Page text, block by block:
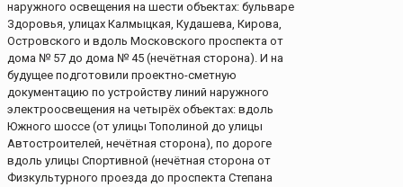
наружного освещения на шести объектах: бульваре
Здоровья, улицах Калмыцкая, Кудашева, Кирова,
Островского и вдоль Московского проспекта от
дома № 57 до дома № 45 (нечётная сторона). И на
будущее подготовили проектно-сметную
документацию по устройству линий наружного
электроосвещения на четырёх объектах: вдоль
Южного шоссе (от улицы Тополиной до улицы
Автостроителей, нечётная сторона), по дороге
вдоль улицы Спортивной (нечётная сторона от
Физкультурного проезда до проспекта Степана